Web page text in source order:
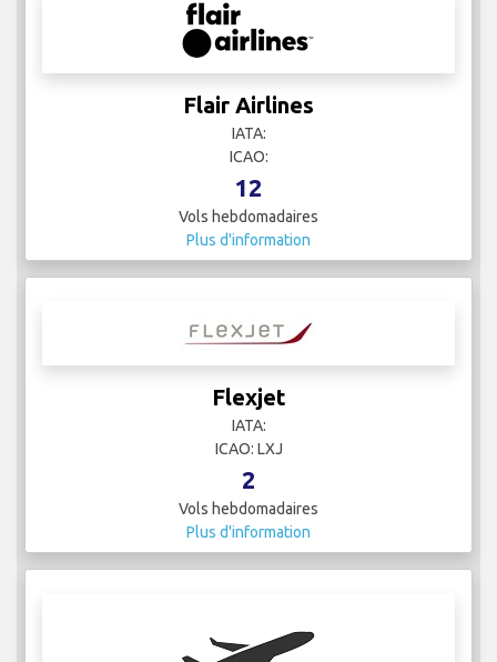
Flair Airlines
IATA:
ICAO:
12
Vols hebdomadaires
Plus d'information
Flexjet
IATA:
ICAO: LXJ
2
Vols hebdomadaires
Plus d'information